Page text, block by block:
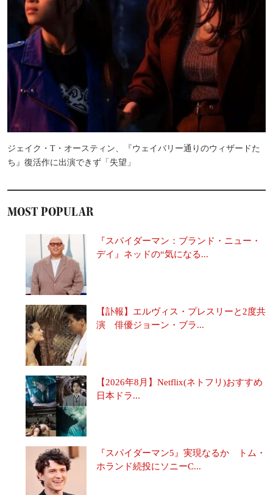
ジェイク・T・オースティン、『ウェイバリー通りのウィザードた
ち』復活作に出演できず「失望」
MOST POPULAR
『スパイダーマン：ブランド・ニュー・
デイ』ネッドの“気になる...
【訃報】エルヴィス・プレスリーと2度共
演 俳優ジョーン・ブラ...
【2026年8月】Netflix(ネトフリ)おすすめ
日本ドラ...
『スパイダーマン5』実現なるか トム・
ホランド続投にソニーC...